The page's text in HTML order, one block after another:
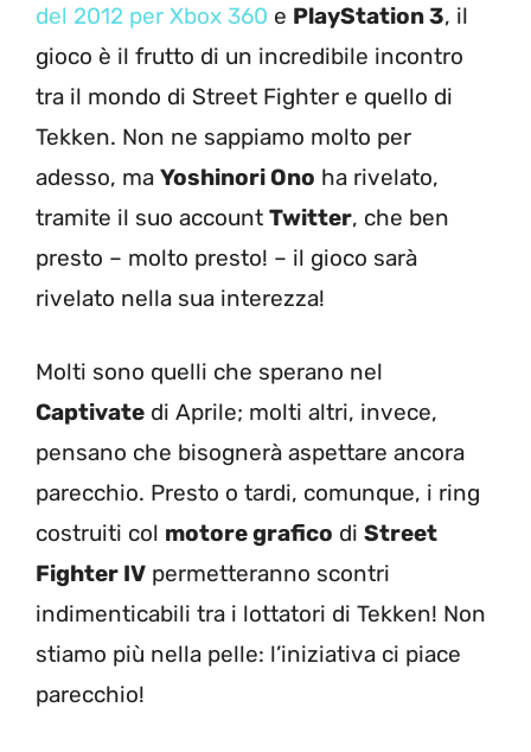
del 2012 per Xbox 360 e PlayStation 3, il
gioco è il frutto di un incredibile incontro
tra il mondo di Street Fighter e quello di
Tekken. Non ne sappiamo molto per
adesso, ma Yoshinori Ono ha rivelato,
tramite il suo account Twitter, che ben
presto – molto presto! – il gioco sarà
rivelato nella sua interezza!
Molti sono quelli che sperano nel
Captivate di Aprile; molti altri, invece,
pensano che bisognerà aspettare ancora
parecchio. Presto o tardi, comunque, i ring
costruiti col motore grafico di Street
Fighter IV permetteranno scontri
indimenticabili tra i lottatori di Tekken! Non
stiamo più nella pelle: l’iniziativa ci piace
parecchio!